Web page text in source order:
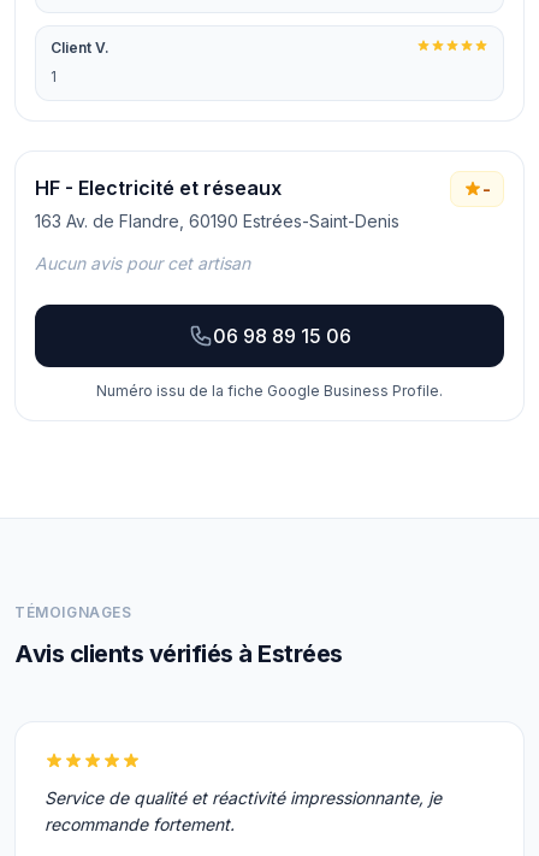
Client V.
1
HF - Electricité et réseaux
163 Av. de Flandre, 60190 Estrées-Saint-Denis
-
Aucun avis pour cet artisan
06 98 89 15 06
Numéro issu de la fiche Google Business Profile.
TÉMOIGNAGES
Avis clients vérifiés à Estrées
Service de qualité et réactivité impressionnante, je
recommande fortement.